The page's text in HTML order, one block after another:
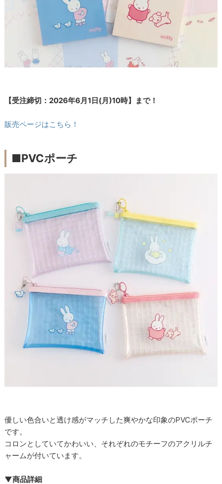
【受注締切：2026年6月1日(月)10時】まで！
販売ページはこちら！
■PVCポーチ
優しい色合いと透け感がマッチした爽やかな印象のPVCポーチ
です。
コロンとしていてかわいい、それぞれのモチーフのアクリルチ
ャームが付いています。
▼商品詳細